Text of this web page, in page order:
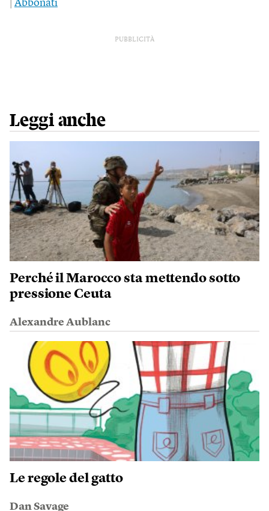
Abbonati
PUBBLICITÀ
Leggi anche
Perché il Marocco sta mettendo sotto
pressione Ceuta
Alexandre Aublanc
Le regole del gatto
Dan Savage